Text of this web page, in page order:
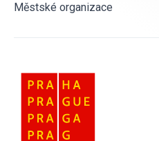
Městské organizace